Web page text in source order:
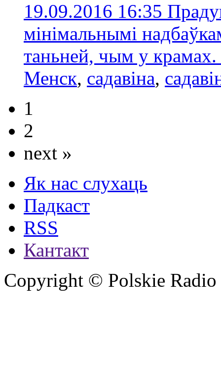
19.09.2016 16:35
мінімальнымі
таньней, чым у крамах.
Менск, садавіна,
1
2
next »
Як нас слухаць
Падкаст
RSS
Кантакт
Copyright © Polskie